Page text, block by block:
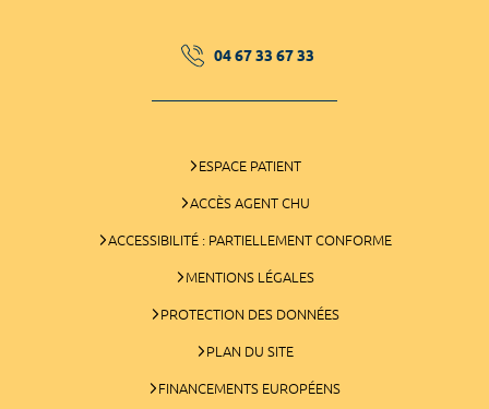
04 67 33 67 33
ESPACE PATIENT
ACCÈS AGENT CHU
ACCESSIBILITÉ : PARTIELLEMENT CONFORME
MENTIONS LÉGALES
PROTECTION DES DONNÉES
PLAN DU SITE
FINANCEMENTS EUROPÉENS